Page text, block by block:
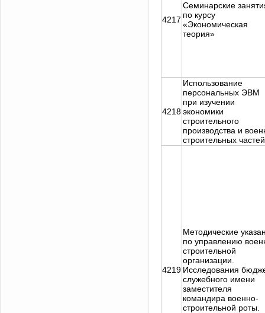
4217
Семинарские
по курсу
«Экономическая
теория»
4218
Использование
персональных ЭВМ
при изучении
экономики
строительного
производства и
строительных частей
4219
Методические
по управлению
строительной
организации.
Исследования
служебного имени
заместителя
командира военно-
строительной роты.